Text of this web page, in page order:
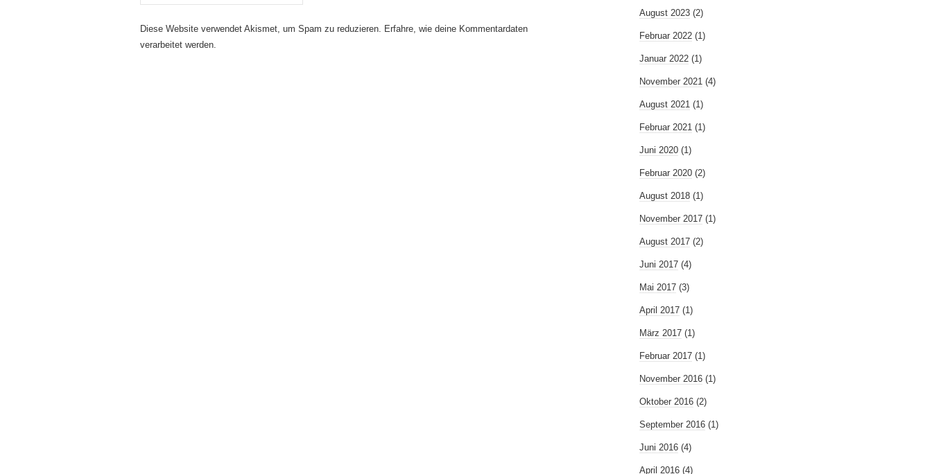
Diese Website verwendet Akismet, um Spam zu reduzieren. Erfahre, wie deine Kommentardaten
verarbeitet werden.
August 2023 (2)
Februar 2022 (1)
Januar 2022 (1)
November 2021 (4)
August 2021 (1)
Februar 2021 (1)
Juni 2020 (1)
Februar 2020 (2)
August 2018 (1)
November 2017 (1)
August 2017 (2)
Juni 2017 (4)
Mai 2017 (3)
April 2017 (1)
März 2017 (1)
Februar 2017 (1)
November 2016 (1)
Oktober 2016 (2)
September 2016 (1)
Juni 2016 (4)
April 2016 (4)